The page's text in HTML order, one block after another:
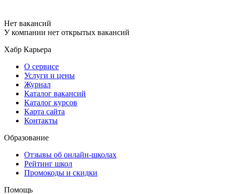
Нет вакансий
У компании нет открытых вакансий
Хабр Карьера
О сервисе
Услуги и цены
Журнал
Каталог вакансий
Каталог курсов
Карта сайта
Контакты
Образование
Отзывы об онлайн-школах
Рейтинг школ
Промокоды и скидки
Помощь